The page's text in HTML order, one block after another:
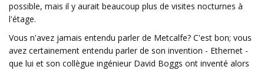
possible, mais il y aurait beaucoup plus de visites nocturnes à
l'étage.
Vous n'avez jamais entendu parler de Metcalfe? C'est bon; vous
avez certainement entendu parler de son invention - Ethernet -
que lui et son collègue ingénieur David Boggs ont inventé alors